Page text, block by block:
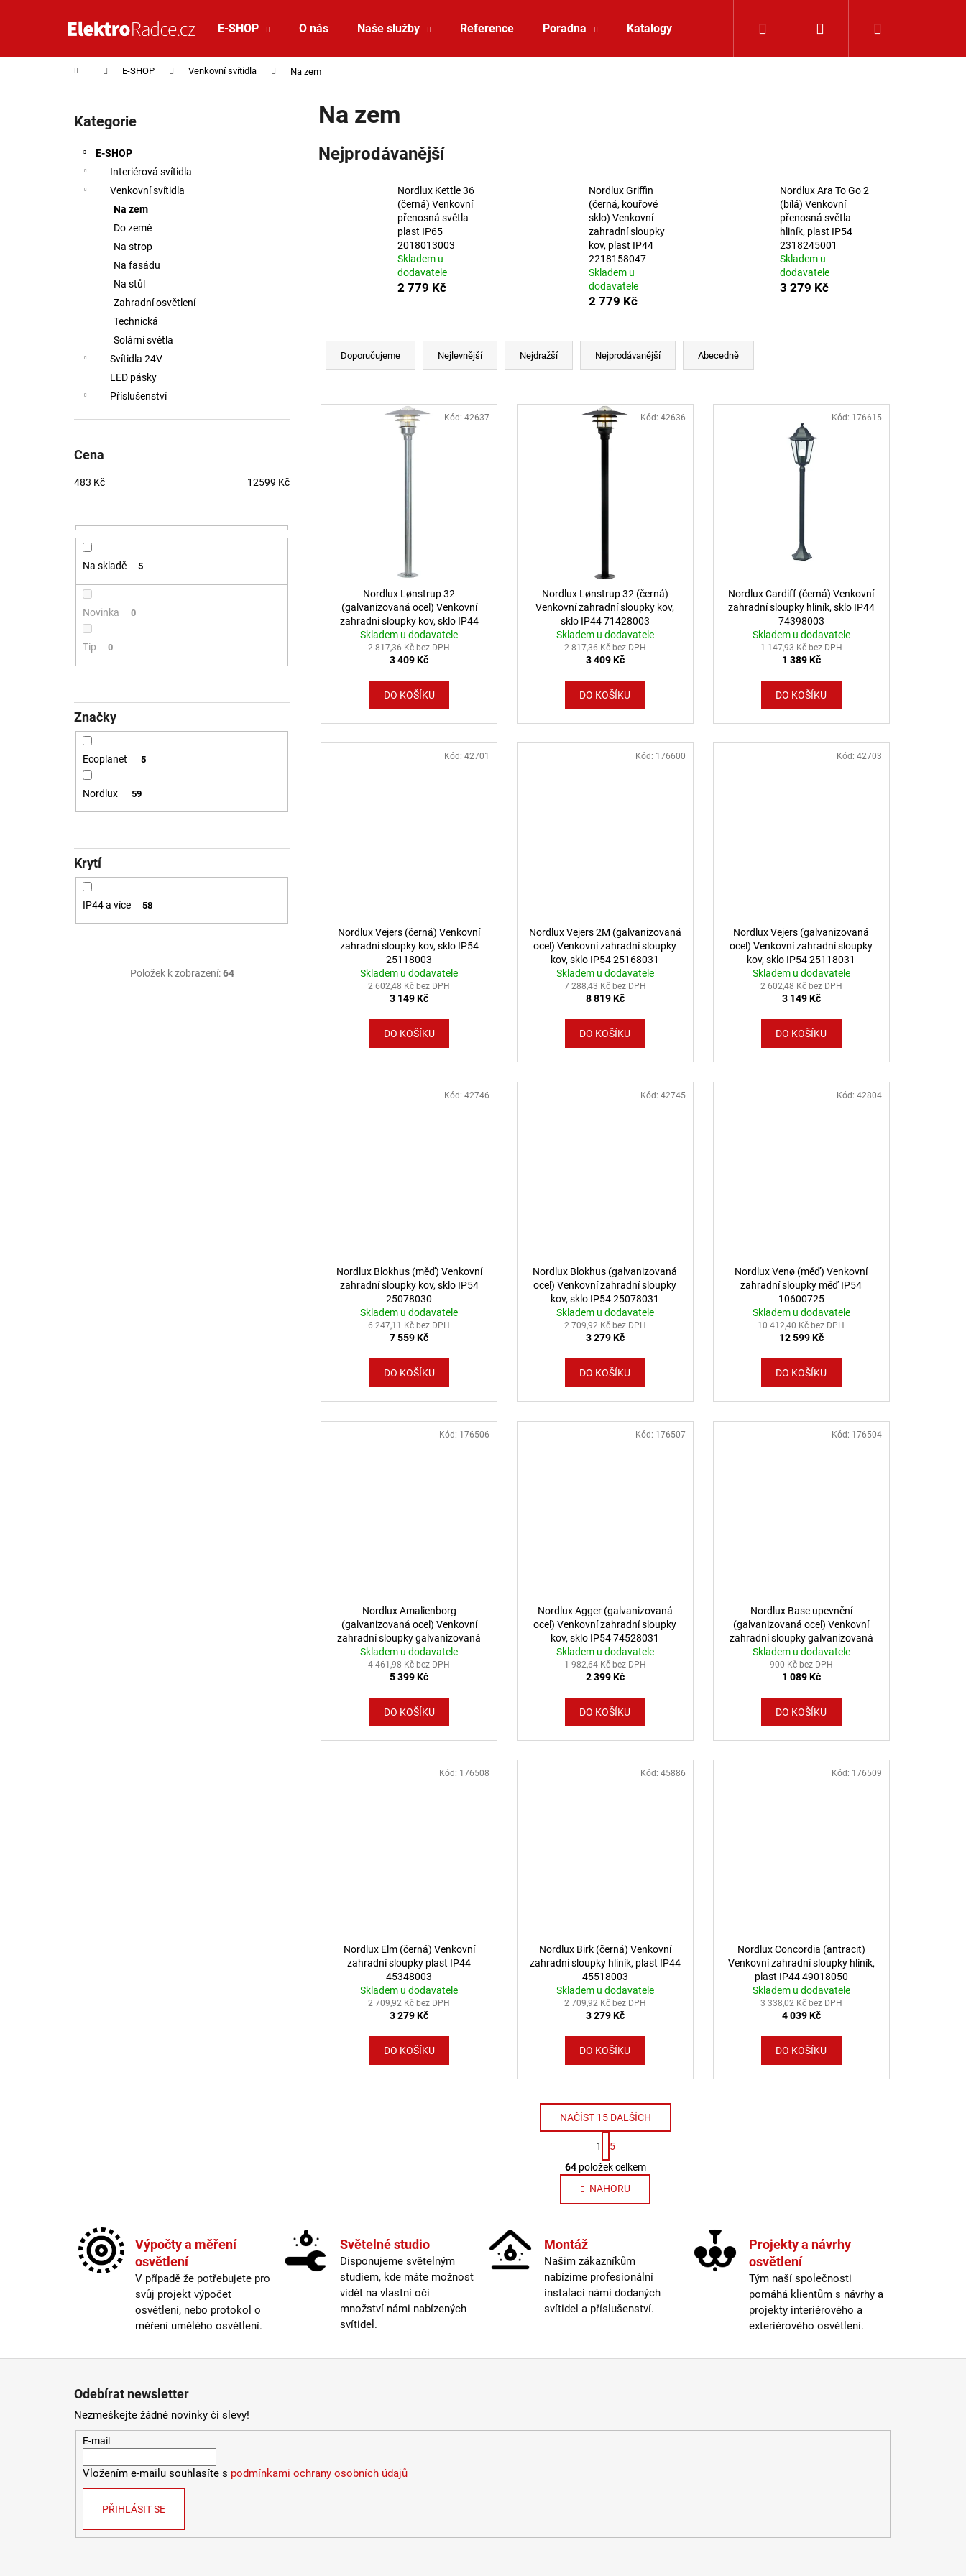
E-SHOP O nás Naše služby Reference Poradna Katalogy Přihlášení
Domů E-SHOP Venkovní svítidla Na zem
Přeskočit kategorie
Kategorie
E-SHOP
Interiérová svítidla
Venkovní svítidla
Na zem
Do země
Na strop
Na fasádu
Na stůl
Zahradní osvětlení
Technická
Solární světla
Svítidla 24V
LED pásky
Příslušenství
Cena
483 Kč 12599 Kč
Na skladě 5
Novinka 0
Tip 0
Značky
Ecoplanet 5
Nordlux 59
Krytí
IP44 a více 58
Položek k zobrazení:64
Na zem
Nejprodávanější
Nordlux Kettle 36
(černá) Venkovní
přenosná světla
plast IP65
2018013003
Skladem u
dodavatele
2 779 Kč
Nordlux Griffin
(černá, kouřové
sklo) Venkovní
zahradní sloupky
kov, plast IP44
2218158047
Skladem u
dodavatele
2 779 Kč
Nordlux Ara To Go 2
(bílá) Venkovní
přenosná světla
hliník, plast IP54
2318245001
Skladem u
dodavatele
3 279 Kč
Řazení produktů
Doporučujeme Nejlevnější Nejdražší Nejprodávanější Abecedně
Výpis produktů
Nordlux Lønstrup 32
(galvanizovaná ocel) Venkovní
zahradní sloupky kov, sklo IP44
71428031
Skladem u dodavatele
2 817,36 Kč bez DPH
3 409 Kč
DO KOŠÍKU
Kód:42637
Nordlux Lønstrup 32 (černá)
Venkovní zahradní sloupky kov,
sklo IP44 71428003
Skladem u dodavatele
2 817,36 Kč bez DPH
3 409 Kč
DO KOŠÍKU
Kód: 42636
Nordlux Cardiff (černá) Venkovní
zahradní sloupky hliník, sklo IP44
74398003
Skladem u dodavatele
1 147,93 Kč bez DPH
1 389 Kč
DO KOŠÍKU
Kód: 176615
Nordlux Vejers (černá) Venkovní
zahradní sloupky kov, sklo IP54
25118003
Skladem u dodavatele
2 602,48 Kč bez DPH
3 149 Kč
DO KOŠÍKU
Kód:42701
Nordlux Vejers 2M (galvanizovaná
ocel) Venkovní zahradní sloupky
kov, sklo IP54 25168031
Skladem u dodavatele
7 288,43 Kč bez DPH
8 819 Kč
DO KOŠÍKU
Kód: 176600
Nordlux Vejers (galvanizovaná
ocel) Venkovní zahradní sloupky
kov, sklo IP54 25118031
Skladem u dodavatele
2 602,48 Kč bez DPH
3 149 Kč
DO KOŠÍKU
Kód: 42703
Nordlux Blokhus (měď) Venkovní
zahradní sloupky kov, sklo IP54
25078030
Skladem u dodavatele
6 247,11 Kč bez DPH
7 559 Kč
DO KOŠÍKU
Kód:42746
Nordlux Blokhus (galvanizovaná
ocel) Venkovní zahradní sloupky
kov, sklo IP54 25078031
Skladem u dodavatele
2 709,92 Kč bez DPH
3 279 Kč
DO KOŠÍKU
Kód: 42745
Nordlux Venø (měď) Venkovní
zahradní sloupky měď IP54
10600725
Skladem u dodavatele
10 412,40 Kč bez DPH
12 599 Kč
DO KOŠÍKU
Kód: 42804
Nordlux Amalienborg
(galvanizovaná ocel) Venkovní
zahradní sloupky galvanizovaná
ocel, sklo IP54 10600319
Skladem u dodavatele
4 461,98 Kč bez DPH
5 399 Kč
DO KOŠÍKU
Kód: 176506
Nordlux Agger (galvanizovaná
ocel) Venkovní zahradní sloupky
kov, sklo IP54 74528031
Skladem u dodavatele
1 982,64 Kč bez DPH
2 399 Kč
DO KOŠÍKU
Kód: 176507
Nordlux Base upevnění
(galvanizovaná ocel) Venkovní
zahradní sloupky galvanizovaná
ocel 22039931
Skladem u dodavatele
900 Kč bez DPH
1 089 Kč
DO KOŠÍKU
Kód: 176504
Nordlux Elm (černá) Venkovní
zahradní sloupky plast IP44
45348003
Skladem u dodavatele
2 709,92 Kč bez DPH
3 279 Kč
DO KOŠÍKU
Kód: 176508
Nordlux Birk (černá) Venkovní
zahradní sloupky hliník, plast IP44
45518003
Skladem u dodavatele
2 709,92 Kč bez DPH
3 279 Kč
DO KOŠÍKU
Kód: 45886
Nordlux Concordia (antracit)
Venkovní zahradní sloupky hliník,
plast IP44 49018050
Skladem u dodavatele
3 338,02 Kč bez DPH
4 039 Kč
DO KOŠÍKU
Kód: 176509
Ovládací prvky výpisu
NAČÍST 15 DALŠÍCH
Stránkování
1
5
64položek celkem
NAHORU
Výpočty a měření
osvětlení
V případě že potřebujete pro
svůj projekt výpočet
osvětlení, nebo protokol o
měření umělého osvětlení.
Světelné studio
Disponujeme světelným
studiem, kde máte možnost
vidět na vlastní oči
množství námi nabízených
svítidel.
Montáž
Našim zákazníkům
nabízíme profesionální
instalaci námi dodaných
svítidel a příslušenství.
Projekty a návrhy
osvětlení
Tým naší společnosti
pomáhá klientům s návrhy a
projekty interiérového a
exteriérového osvětlení.
Zpět
do
Zpět
do
Doporučujeme
BALENÍ: 10M BALENÍ
9 216 Kč
2 560 Kč
2 772 Kč
Odebírat newsletter
Nezmeškejte žádné novinky či slevy!
E-mail
Vložením e-mailu souhlasíte s podmínkami ochrany osobních údajů
PŘIHLÁSIT SE